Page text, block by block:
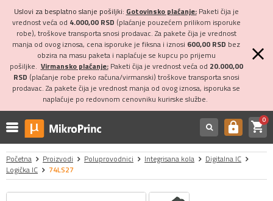
Uslovi za besplatno slanje pošiljki: Gotovinsko plaćanje:Paketi čija je
vrednost veća od 4.000,00 RSD (plaćanje pouzećem prilikom isporuke
robe), troškove transporta snosi prodavac. Za pakete čija je vrednost
manja od ovog iznosa, cena isporuke je fiksna i iznosi 600,00 RSD bez
obzira na masu paketa i naplaćuje se kupcu po prijemu
pošiljke. Virmansko plaćanje:Paketi čija je vrednost veća od 20.000,00
RSD (plaćanje robe preko računa/virmanski) troškove transporta snosi
prodavac. Za pakete čija je vrednost manja od ovog iznosa, isporuka se
naplaćuje po redovnom cenovniku kurirske službe.
https shopping_cart0
Početna Proizvodi Poluprovodnici Integrisana kola
Digitalna IC
Logička IC
74LS27